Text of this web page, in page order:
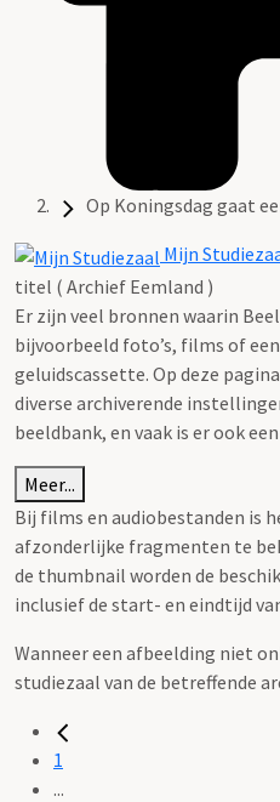
Op Koningsdag gaat
Mijn
titel ( Archief Eemland )
Er zijn veel bronnen waarin
bijvoorbeeld foto’s, films of
geluidscassette. Op deze
diverse archiverende
beeldbank, en vaak is er ook
Meer...
Bij films en audiobestanden is
afzonderlijke fragmenten te
de thumbnail worden de
inclusief de start- en eindtijd
Wanneer een afbeelding niet
studiezaal van de betreffende
1
...